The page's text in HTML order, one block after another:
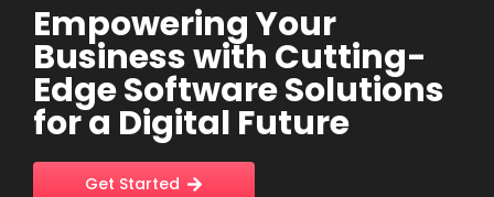
Empowering Your
Business with Cutting-
Edge Software Solutions
for a Digital Future
Get Started